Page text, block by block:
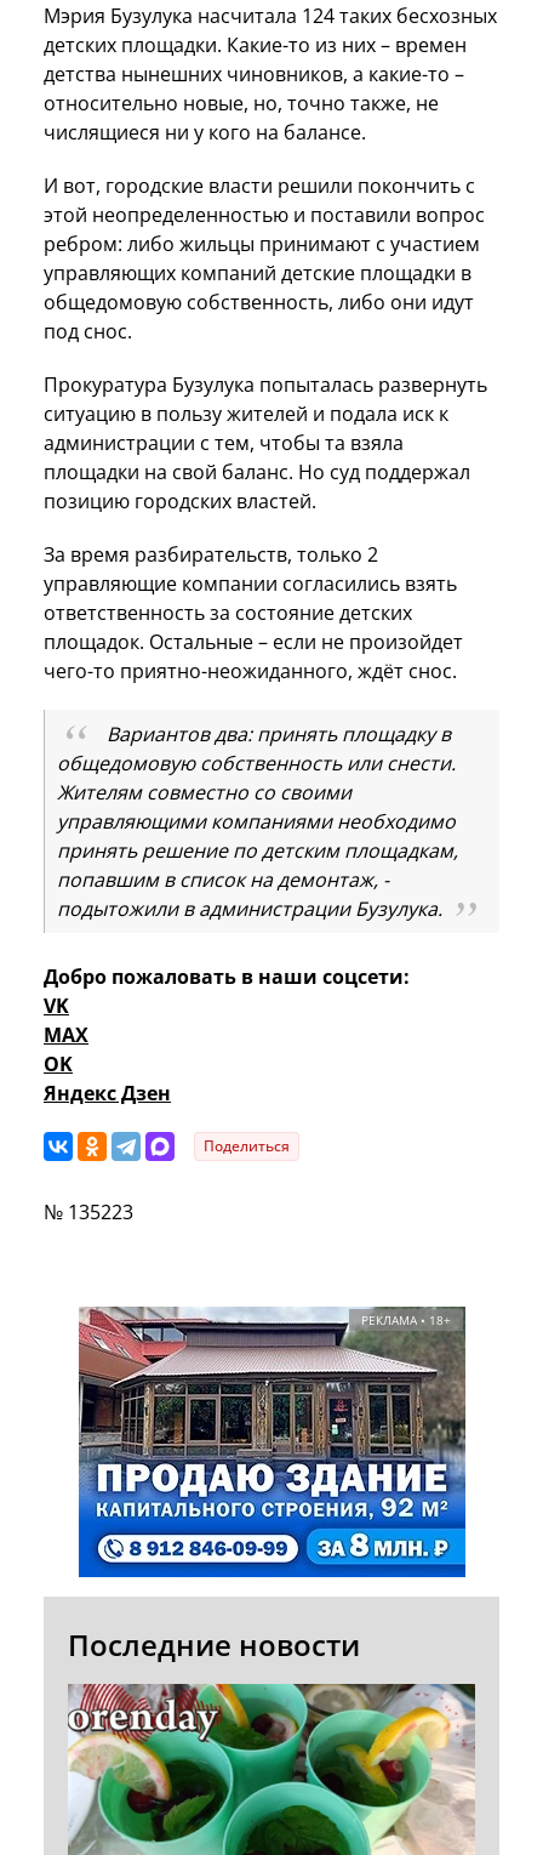
Мэрия Бузулука насчитала 124 таких бесхозных
детских площадки. Какие-то из них – времен
детства нынешних чиновников, а какие-то –
относительно новые, но, точно также, не
числящиеся ни у кого на балансе.
И вот, городские власти решили покончить с
этой неопределенностью и поставили вопрос
ребром: либо жильцы принимают с участием
управляющих компаний детские площадки в
общедомовую собственность, либо они идут
под снос.
Прокуратура Бузулука попыталась развернуть
ситуацию в пользу жителей и подала иск к
администрации с тем, чтобы та взяла
площадки на свой баланс. Но суд поддержал
позицию городских властей.
За время разбирательств, только 2
управляющие компании согласились взять
ответственность за состояние детских
площадок. Остальные – если не произойдет
чего-то приятно-неожиданного, ждёт снос.
Вариантов два: принять площадку в
общедомовую собственность или снести.
Жителям совместно со своими
управляющими компаниями необходимо
принять решение по детским площадкам,
попавшим в список на демонтаж, -
подытожили в администрации Бузулука.
Добро пожаловать в наши соцсети:
VK
MAX
OK
Яндекс Дзен
Поделиться
№ 135223
РЕКЛАМА • 18+
Последние новости